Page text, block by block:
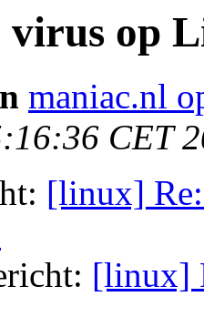
op
maniac.nl
CET
[linux]
[linux]